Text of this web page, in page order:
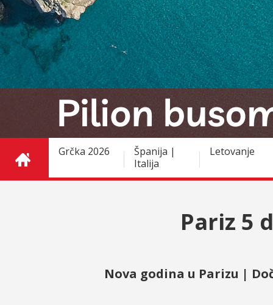
Grčka 2026
Španija |
Italija
Letovanje
Pariz 5
Nova godina u Parizu |